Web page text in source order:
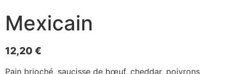
Mexicain
12,20 €
Pain brioché, saucisse de bœuf, cheddar, poivrons